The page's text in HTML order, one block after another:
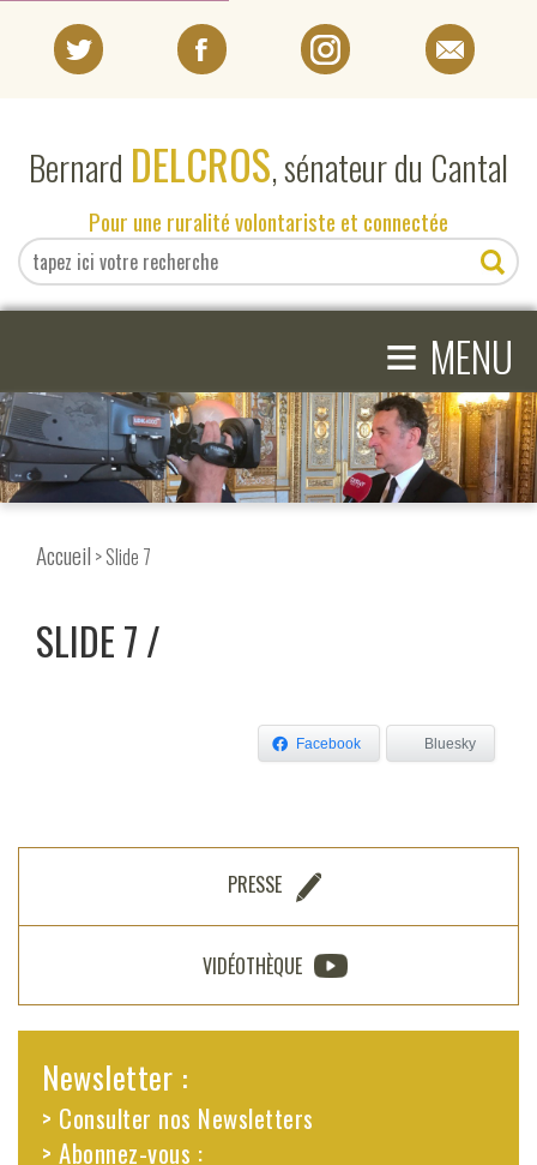
Bernard DELCROS, sénateur du Cantal
Pour une ruralité volontariste et connectée
≡ MENU
EN DIRECT DU SÉNAT
EN DIRECT DU CANTAL
COMPRENDRE LE SÉNAT
Accueil > Slide 7
SLIDE 7
Facebook Bluesky
PRESSE
VIDÉOTHÈQUE
Newsletter :
> Consulter nos Newsletters
> Abonnez-vous :